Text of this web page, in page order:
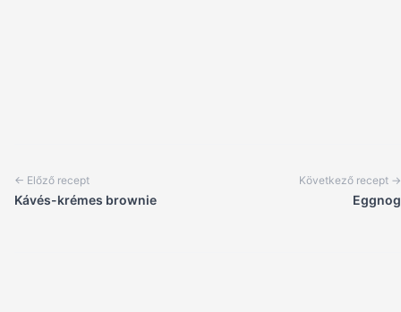
← Előző recept
Kávés-krémes brownie
Következő recept →
Eggnog